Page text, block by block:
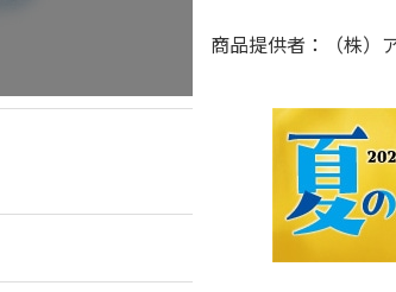
商品提供者：（株）